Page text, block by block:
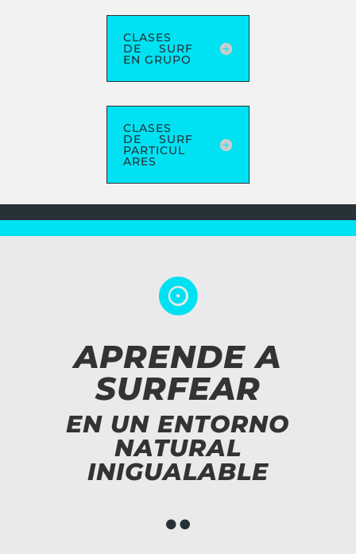
CLASES
DE SURF
EN GRUPO
CLASES
DE SURF
PARTICUL
ARES

APRENDE A
SURFEAR
EN UN ENTORNO
NATURAL
INIGUALABLE
